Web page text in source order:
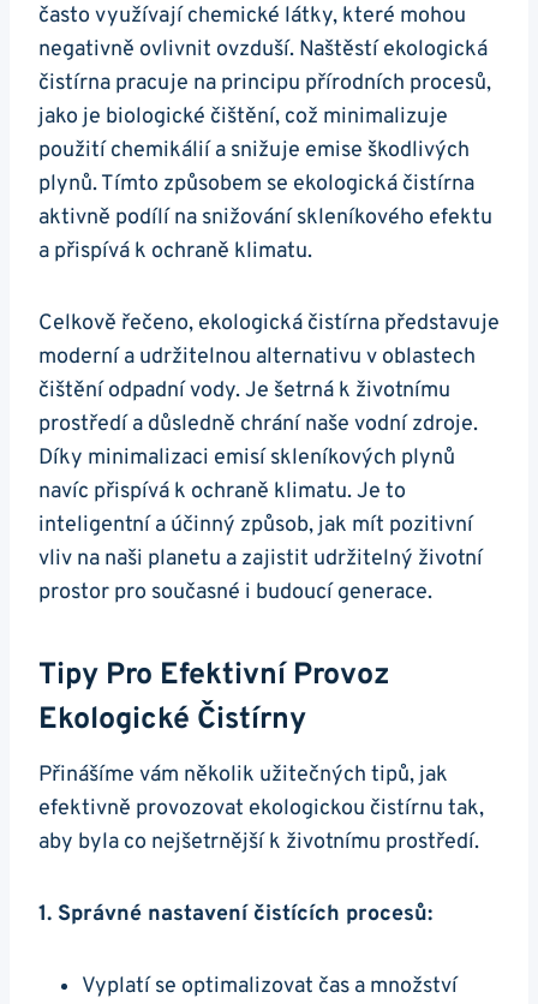
často využívají chemické látky, které mohou
negativně ovlivnit ovzduší. Naštěstí ekologická
čistírna pracuje na principu přírodních procesů,
jako je biologické čištění, což minimalizuje
použití chemikálií a snižuje emise škodlivých
plynů. Tímto způsobem se ekologická čistírna
aktivně podílí na snižování skleníkového efektu
a přispívá k ochraně klimatu.
Celkově řečeno, ekologická čistírna představuje
moderní a udržitelnou alternativu v oblastech
čištění odpadní vody. Je šetrná k životnímu
prostředí a důsledně chrání naše vodní zdroje.
Díky minimalizaci emisí skleníkových plynů
navíc přispívá k ochraně klimatu. Je to
inteligentní a účinný způsob, jak mít pozitivní
vliv na naši planetu a zajistit udržitelný životní
prostor pro současné i budoucí generace.
Tipy Pro Efektivní Provoz
Ekologické Čistírny
Přinášíme vám několik užitečných tipů, jak
efektivně provozovat ekologickou čistírnu tak,
aby byla co nejšetrnější k životnímu prostředí.
1. Správné nastavení čistících procesů:
Vyplatí se optimalizovat čas a množství